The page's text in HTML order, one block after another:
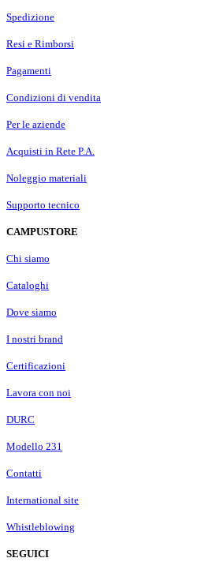
Spedizione
Resi e Rimborsi
Pagamenti
Condizioni di vendita
Per le aziende
Acquisti in Rete P.A.
Noleggio materiali
Supporto tecnico
CAMPUSTORE
Chi siamo
Cataloghi
Dove siamo
I nostri brand
Certificazioni
Lavora con noi
DURC
Modello 231
Contatti
International site
Whistleblowing
SEGUICI